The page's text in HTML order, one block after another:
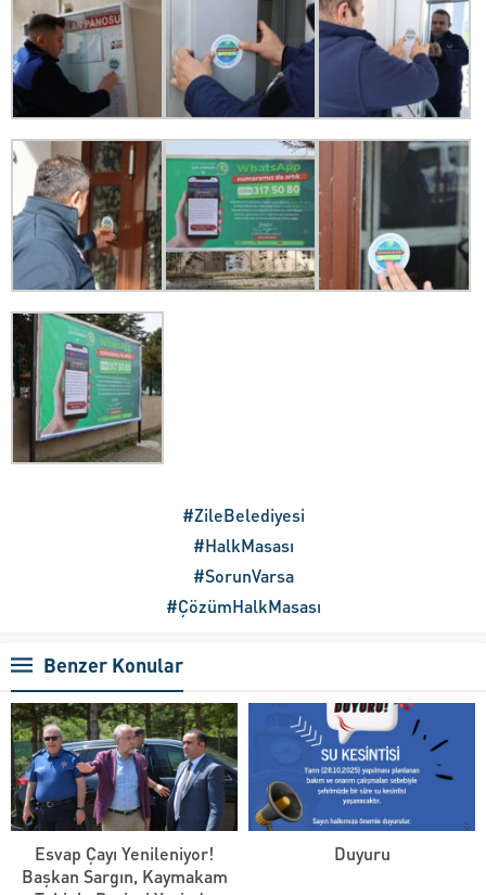
#ZileBelediyesi
#HalkMasası
#SorunVarsa
#ÇözümHalkMasası
Benzer Konular
Esvap Çayı Yenileniyor!
Başkan Sargın, Kaymakam
Duyuru